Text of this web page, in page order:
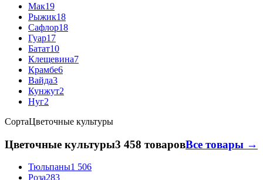
Мак19
Рыжик18
Сафлор18
Гуар17
Батат10
Клещевина7
Крамбе6
Вайда3
Кунжут2
Нуг2
СортаЦветочные культуры
Цветочные культуры3 458 товаровВсе товары →
Тюльпаны1 506
Роза283